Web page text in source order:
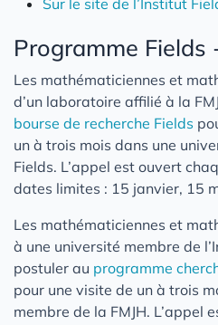
Programme Fields
Les mathématiciennes et
d’un laboratoire affilié à la
bourse de recherche Fields
un à trois mois dans une
Fields. L’appel est ouvert
dates limites : 15 janvier, 15
Les mathématiciennes et
à une université membre de
postuler au programme
pour une visite de un à trois
membre de la FMJH. L’appel